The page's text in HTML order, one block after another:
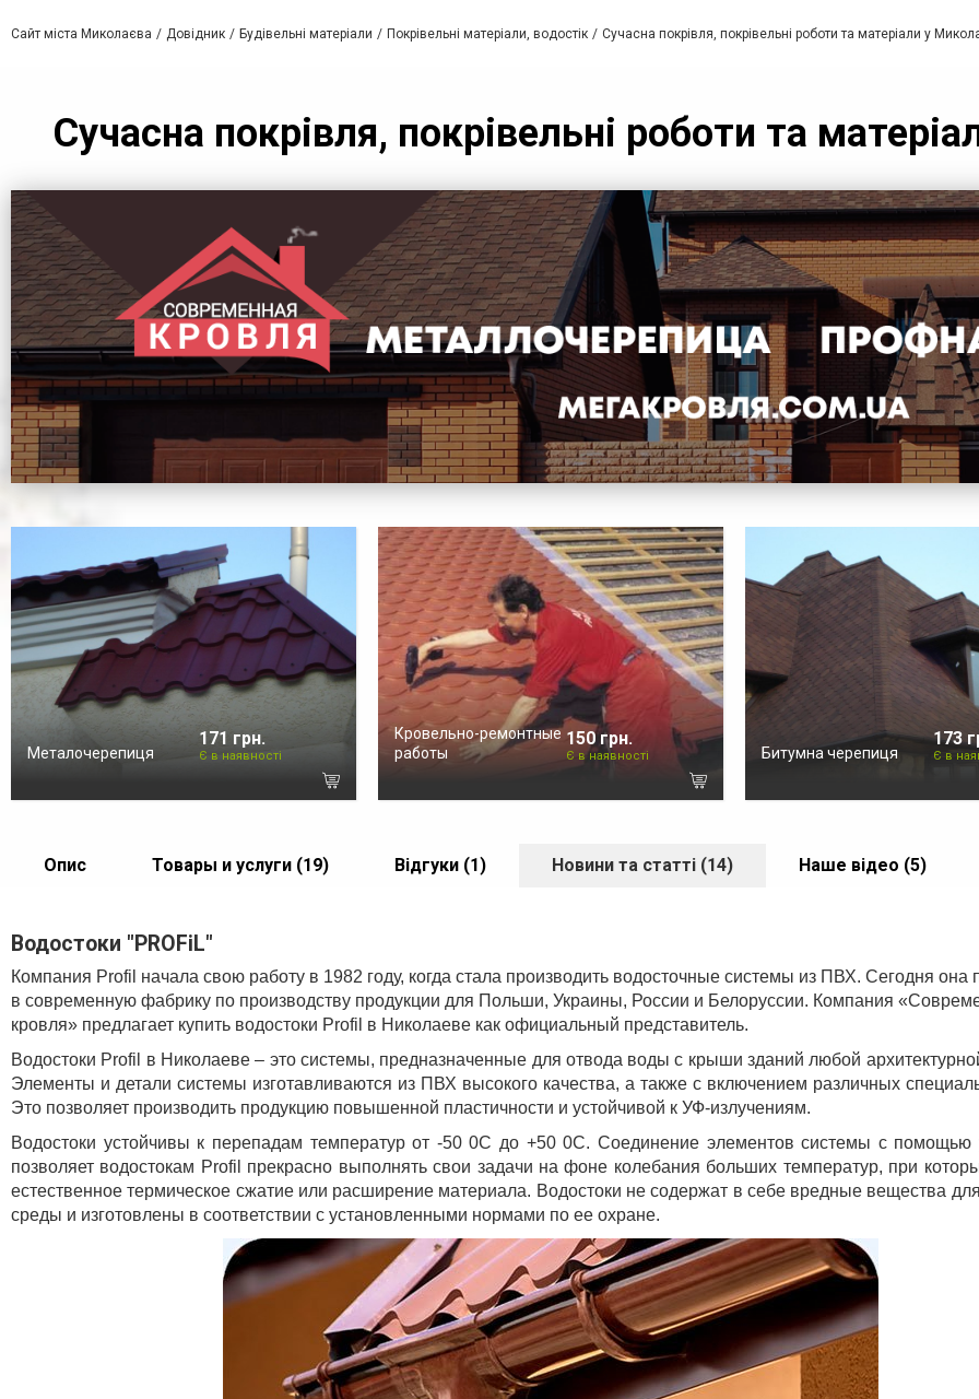
Сайт міста Миколаєва Довідник Будівельні матеріали Покрівельні матеріали, водостік Сучасна покрівля, покрівельні роботи та матеріали у
Сучасна покрівля, покрівельні роботи та
Металочерепиця
171 грн.
Є в наявності
Кровельно-ремонтные
работы
150 грн.
Є в наявності Битумна черепиця
173
Є в
Опис Товары и услуги (19) Відгуки (1) Новини та статті (14) Наше відео (5)
Водостоки "PROFiL"
Компания Profil начала свою работу в 1982 году, когда стала производить водосточные системы из ПВХ. Сегодня она
в современную фабрику по производству продукции для Польши, Украины, России и Белоруссии. Компания
кровля» предлагает купить водостоки Profil в Николаеве как официальный представитель.
Водостоки Profil в Николаеве – это системы, предназначенные для отвода воды с крыши зданий любой
Элементы и детали системы изготавливаются из ПВХ высокого качества, а также с включением различных
Это позволяет производить продукцию повышенной пластичности и устойчивой к УФ-излучениям.
Водостоки устойчивы к перепадам температур от -50 0С до +50 0С. Соединение элементов системы с помощью
позволяет водостокам Profil прекрасно выполнять свои задачи на фоне колебания больших температур, при
естественное термическое сжатие или расширение материала. Водостоки не содержат в себе вредные вещества
среды и изготовлены в соответствии с установленными нормами по ее охране.